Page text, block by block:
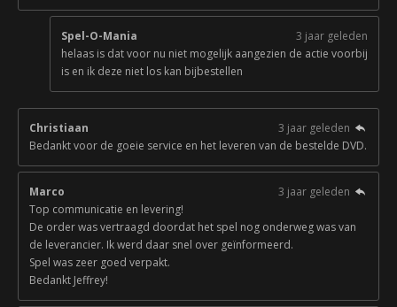
Spel-O-Mania
3 jaar geleden
helaas is dat voor nu niet mogelijk aangezien de actie voorbij
is en ik deze niet los kan bijbestellen
Christiaan
3 jaar geleden
Bedankt voor de goeie service en het leveren van de bestelde DVD.
Marco
3 jaar geleden
Top communicatie en levering!
De order was vertraagd doordat het spel nog onderweg was van
de leverancier. Ik werd daar snel over geïnformeerd.
Spel was zeer goed verpakt.
Bedankt Jeffrey!